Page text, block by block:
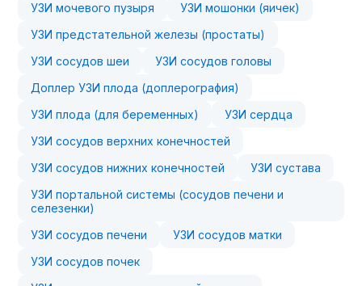
УЗИ мочевого пузыря
УЗИ мошонки (яичек)
УЗИ предстательной железы (простаты)
УЗИ сосудов шеи
УЗИ сосудов головы
Доплер УЗИ плода (доплерография)
УЗИ плода (для беременных)
УЗИ сердца
УЗИ сосудов верхних конечностей
УЗИ сосудов нижних конечностей
УЗИ сустава
УЗИ портальной системы (сосудов печени и
селезенки)
УЗИ сосудов печени
УЗИ сосудов матки
УЗИ сосудов почек